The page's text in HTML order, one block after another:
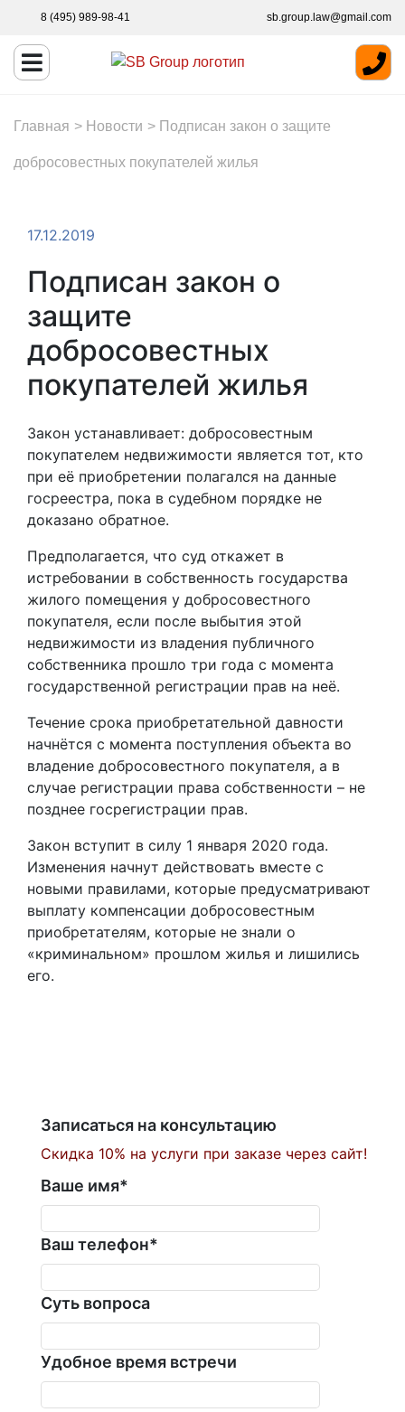
8 (495) 989-98-41 sb.group.law@gmail.com
Главная > Новости > Подписан закон о защите
добросовестных покупателей жилья
17.12.2019
Подписан закон о
защите
добросовестных
покупателей жилья
Закон устанавливает: добросовестным
покупателем недвижимости является тот, кто
при её приобретении полагался на данные
госреестра, пока в судебном порядке не
доказано обратное.
Предполагается, что суд откажет в
истребовании в собственность государства
жилого помещения у добросовестного
покупателя, если после выбытия этой
недвижимости из владения публичного
собственника прошло три года с момента
государственной регистрации прав на неё.
Течение срока приобретательной давности
начнётся с момента поступления объекта во
владение добросовестного покупателя, а в
случае регистрации права собственности – не
позднее госрегистрации прав.
Закон вступит в силу 1 января 2020 года.
Изменения начнут действовать вместе с
новыми правилами, которые предусматривают
выплату компенсации добросовестным
приобретателям, которые не знали о
«криминальном» прошлом жилья и лишились
его.
Записаться на консультацию
Скидка 10% на услуги при заказе через сайт!
Ваше имя*
Ваш телефон*
Суть вопроса
Удобное время встречи